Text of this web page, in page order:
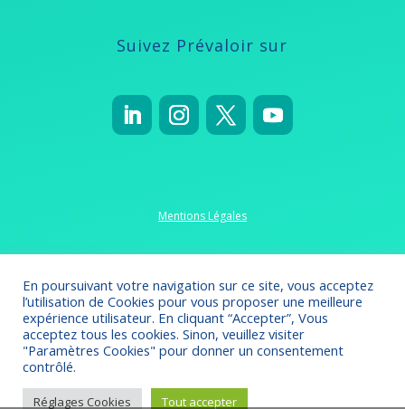
Suivez Prévaloir sur
Mentions Légales
Politique de confidentialité
Crédits 2022-2023// CréationOmsolution
En poursuivant votre navigation sur ce site, vous acceptez
l’utilisation de Cookies pour vous proposer une meilleure
expérience utilisateur. En cliquant “Accepter”, Vous
acceptez tous les cookies. Sinon, veuillez visiter
"Paramètres Cookies" pour donner un consentement
contrôlé.
Réglages Cookies Tout accepter